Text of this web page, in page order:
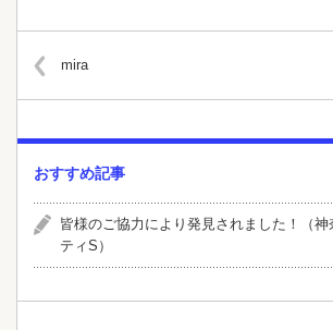
mira
おすすめ記事
皆様のご協力により発見されました！（
ティS）